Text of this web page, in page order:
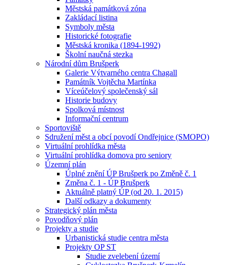
Městská památková zóna
Zakládací listina
Symboly města
Historické fotografie
Městská kronika (1894-1992)
Školní naučná stezka
Národní dům Brušperk
Galerie Výtvarného centra Chagall
Památník Vojtěcha Martínka
Víceúčelový společenský sál
Historie budovy
Spolková místnost
Informační centrum
Sportoviště
Sdružení měst a obcí povodí Ondřejnice (SMOPO)
Virtuální prohlídka města
Virtuální prohlídka domova pro seniory
Územní plán
Úplné znění ÚP Brušperk po Změně č. 1
Změna č. 1 - ÚP Brušperk
Aktuálně platný ÚP (od 20. 1. 2015)
Další odkazy a dokumenty
Strategický plán města
Povodňový plán
Projekty a studie
Urbanistická studie centra města
Projekty OP ST
Studie zvelebení území